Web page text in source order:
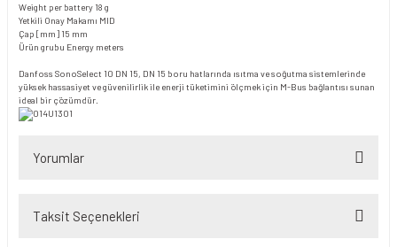
Weight per battery 18 g
Yetkili Onay Makamı MID
Çap [mm] 15 mm
Ürün grubu Energy meters
Danfoss SonoSelect 10 DN 15, DN 15 boru hatlarında ısıtma ve soğutma sistemlerinde
yüksek hassasiyet ve güvenilirlik ile enerji tüketimini ölçmek için M-Bus bağlantısı sunan
ideal bir çözümdür.
Yorumlar
Taksit Seçenekleri